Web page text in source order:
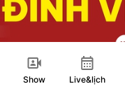
Show Live&lịch